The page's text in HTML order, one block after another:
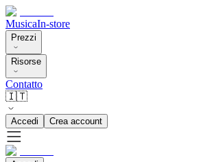
MusicaIn-store
Prezzi
Risorse
Contatto
🇮🇹
Accedi Crea account